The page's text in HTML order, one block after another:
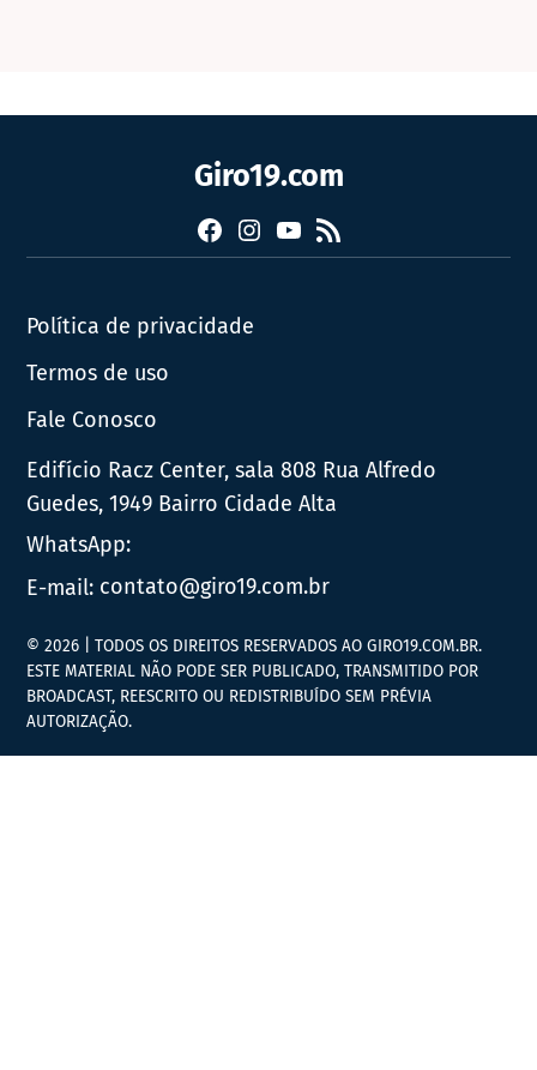
Giro19.com
FacebookInstagram
YouTube
RSS
Política de privacidade
Termos de uso
Fale Conosco
Edifício Racz Center, sala 808 Rua Alfredo
Guedes, 1949 Bairro Cidade Alta
WhatsApp:
E-mail: contato@giro19.com.br
© 2026 | TODOS OS DIREITOS RESERVADOS AO GIRO19.COM.BR.
ESTE MATERIAL NÃO PODE SER PUBLICADO, TRANSMITIDO POR
BROADCAST, REESCRITO OU REDISTRIBUÍDO SEM PRÉVIA
AUTORIZAÇÃO.